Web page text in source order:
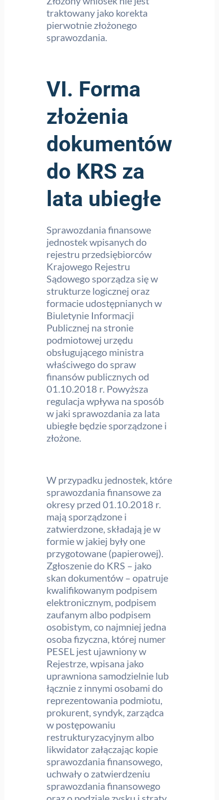
traktowany jako korekta
pierwotnie złożonego
sprawozdania.
VI. Forma
złożenia
dokumentów
do KRS za
lata ubiegłe
Sprawozdania finansowe
jednostek wpisanych do
rejestru przedsiębiorców
Krajowego Rejestru
Sądowego sporządza się w
strukturze logicznej oraz
formacie udostępnianych w
Biuletynie Informacji
Publicznej na stronie
podmiotowej urzędu
obsługującego ministra
właściwego do spraw
finansów publicznych od
01.10.2018 r. Powyższa
regulacja wpływa na sposób
w jaki sprawozdania za lata
ubiegłe będzie sporządzone i
złożone.
W przypadku jednostek, które
sprawozdania finansowe za
okresy przed 01.10.2018 r.
mają sporządzone i
zatwierdzone, składają je w
formie w jakiej były one
przygotowane (papierowej).
Zgłoszenie do KRS – jako
skan dokumentów – opatruje
kwalifikowanym podpisem
elektronicznym, podpisem
zaufanym albo podpisem
osobistym, co najmniej jedna
osoba fizyczna, której numer
PESEL jest ujawniony w
Rejestrze, wpisana jako
uprawniona samodzielnie lub
łącznie z innymi osobami do
reprezentowania podmiotu,
prokurent, syndyk, zarządca
w postępowaniu
restrukturyzacyjnym albo
likwidator załączając kopie
sprawozdania finansowego,
uchwały o zatwierdzeniu
sprawozdania finansowego